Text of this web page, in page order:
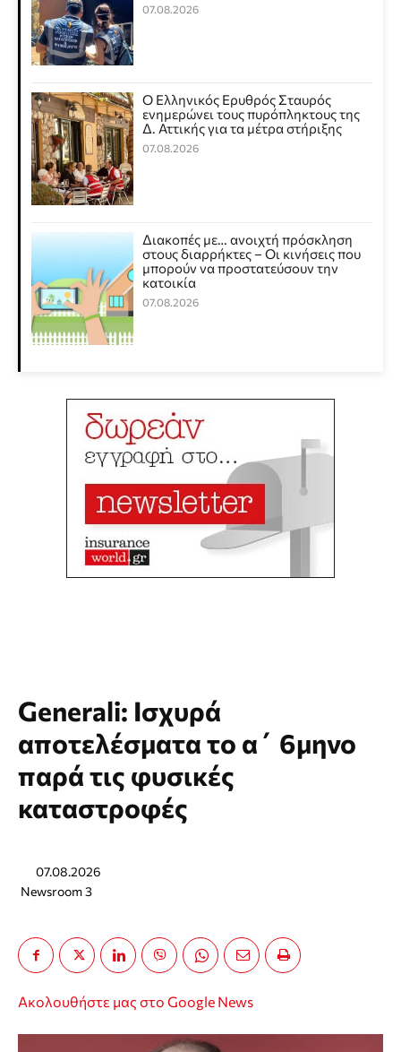
07.08.2026
Ο Ελληνικός Ερυθρός Σταυρός
ενημερώνει τους πυρόπληκτους της
Δ. Αττικής για τα μέτρα στήριξης
07.08.2026
Διακοπές με… ανοιχτή πρόσκληση
στους διαρρήκτες – Οι κινήσεις που
μπορούν να προστατεύσουν την
κατοικία
07.08.2026